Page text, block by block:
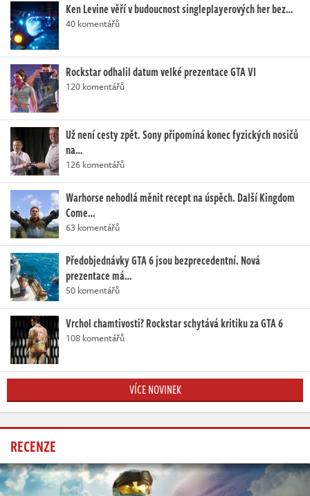
Ken Levine věří v budoucnost singleplayerových her bez…
40 komentářů
Rockstar odhalil datum velké prezentace GTA VI
120 komentářů
Už není cesty zpět. Sony připomíná konec fyzických nosičů
na…
126 komentářů
Warhorse nehodlá měnit recept na úspěch. Další Kingdom
Come…
63 komentářů
Předobjednávky GTA 6 jsou bezprecedentní. Nová
prezentace má…
50 komentářů
Vrchol chamtivosti? Rockstar schytává kritiku za GTA 6
108 komentářů
VÍCE NOVINEK
RECENZE